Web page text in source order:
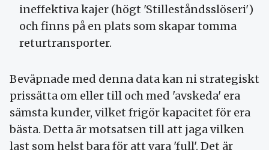
ineffektiva kajer (högt 'Stilleståndsslöseri')
och finns på en plats som skapar tomma
returtransporter.
Beväpnade med denna data kan ni strategiskt
prissätta om eller till och med 'avskeda' era
sämsta kunder, vilket frigör kapacitet för era
bästa. Detta är motsatsen till att jaga vilken
last som helst bara för att vara 'full'. Det är